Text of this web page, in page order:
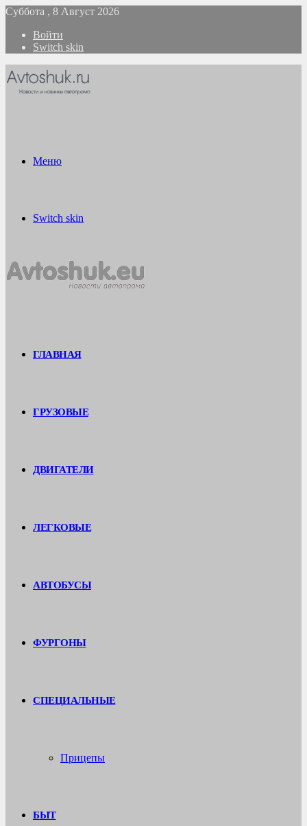
Суббота , 8 Август 2026
Войти
Switch skin
Меню
Switch skin
ГЛАВНАЯ
ГРУЗОВЫЕ
ДВИГАТЕЛИ
ЛЕГКОВЫЕ
АВТОБУСЫ
ФУРГОНЫ
СПЕЦИАЛЬНЫЕ
Прицепы
БЫТ